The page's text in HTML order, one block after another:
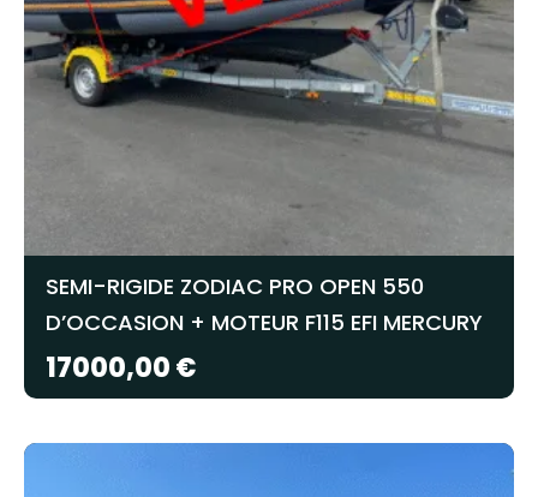
SEMI-RIGIDE ZODIAC PRO OPEN 550
D’OCCASION + MOTEUR F115 EFI MERCURY
17000,00€